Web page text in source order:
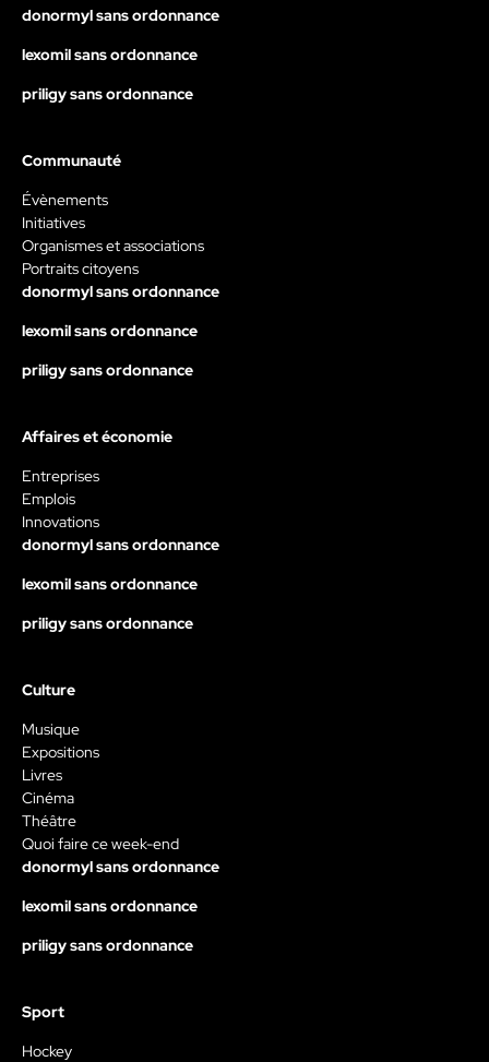
donormyl sans ordonnance
lexomil sans ordonnance
priligy sans ordonnance
Communauté
Évènements
Initiatives
Organismes et associations
Portraits citoyens
donormyl sans ordonnance
lexomil sans ordonnance
priligy sans ordonnance
Affaires et économie
Entreprises
Emplois
Innovations
donormyl sans ordonnance
lexomil sans ordonnance
priligy sans ordonnance
Culture
Musique
Expositions
Livres
Cinéma
Théâtre
Quoi faire ce week-end
donormyl sans ordonnance
lexomil sans ordonnance
priligy sans ordonnance
Sport
Hockey